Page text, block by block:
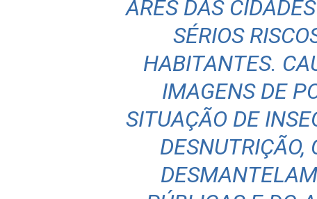
ARES DAS
SÉRIOS
HABITANTES.
IMAGENS DE
SITUAÇÃO DE
DESNUTRIÇÃO,